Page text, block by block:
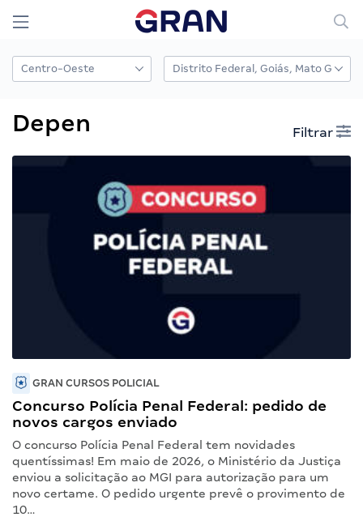
Depen Filtrar
GRAN CURSOS POLICIAL
Concurso Polícia Penal Federal: pedido de
novos cargos enviado
O concurso Polícia Penal Federal tem novidades
quentíssimas! Em maio de 2026, o Ministério da Justiça
enviou a solicitação ao MGI para autorização para um
novo certame. O pedido urgente prevê o provimento de
10…